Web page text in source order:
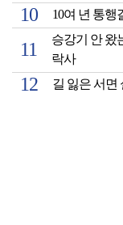
10여 년 통행
승강기 안 왔
락사
길 잃은 서면